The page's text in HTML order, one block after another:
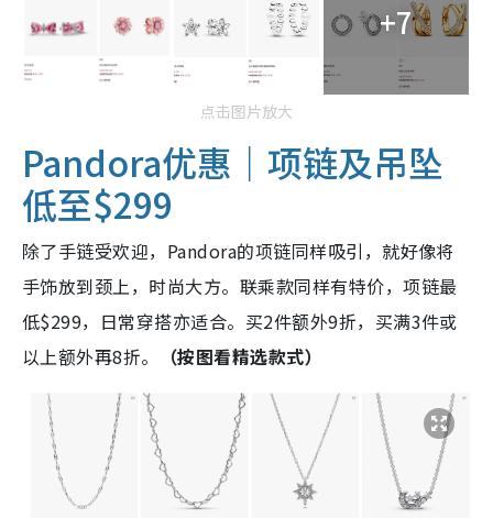
+7
点击图片放大
Pandora优惠｜项链及吊坠
低至$299
除了手链受欢迎，Pandora的项链同样吸引，就好像将
手饰放到颈上，时尚大方。联乘款同样有特价，项链最
低$299，日常穿搭亦适合。买2件额外9折，买满3件或
以上额外再8折。
（按图看精选款式）